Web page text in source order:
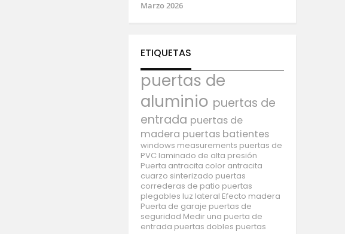
Marzo 2026
ETIQUETAS
puertas de
aluminio puertas de
entrada puertas de
madera puertas batientes
windows measurements puertas de
PVC laminado de alta presión
Puerta antracita color antracita
cuarzo sinterizado puertas
correderas de patio puertas
plegables luz lateral Efecto madera
Puerta de garaje puertas de
seguridad Medir una puerta de
entrada puertas dobles puertas